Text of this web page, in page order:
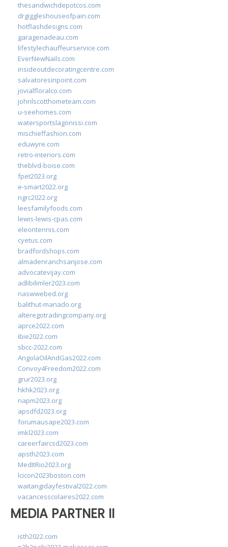
thesandwichdepotcos.com
drgiggleshouseofpain.com
hotflashdesigns.com
garagenadeau.com
lifestylechauffeurservice.com
EverNewNails.com
insideoutdecoratingcentre.com
salvatoresinpoint.com
jovialfloralco.com
johnlscotthometeam.com
u-seehomes.com
watersportslagonissi.com
mischieffashion.com
eduwyre.com
retro-interiors.com
theblvd-boise.com
fpet2023.org
e-smart2022.org
ngrc2022.org
leesfamilyfoods.com
lewis-lewis-cpas.com
eleontennis.com
cyetus.com
bradfordshops.com
almadenranchsanjose.com
advocatevijay.com
adlibilimler2023.com
naswwebed.org
balithut-manado.org
alteregotradingcompany.org
aprce2022.com
ibie2022.com
sbcc-2022.com
AngolaOilAndGas2022.com
Convoy4Freedom2022.com
grur2023.org
hkhk2023.org
napm2023.org
apsdfd2023.org
forumausape2023.com
imkl2023.com
careerfaircsd2023.com
apsth2023.com
MedItRio2023.org
lcicon2023boston.com
waitangidayfestival2022.com
vacancesscolaires2022.com
MEDIA PARTNER II
isth2022.com